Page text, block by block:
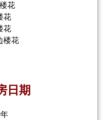
花
花
花
楼花
日期